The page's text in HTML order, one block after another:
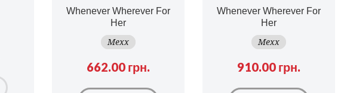
Whenever Wherever For
Her
Mexx
662.00 грн.
Whenever Wherever For
Her
Mexx
910.00 грн.